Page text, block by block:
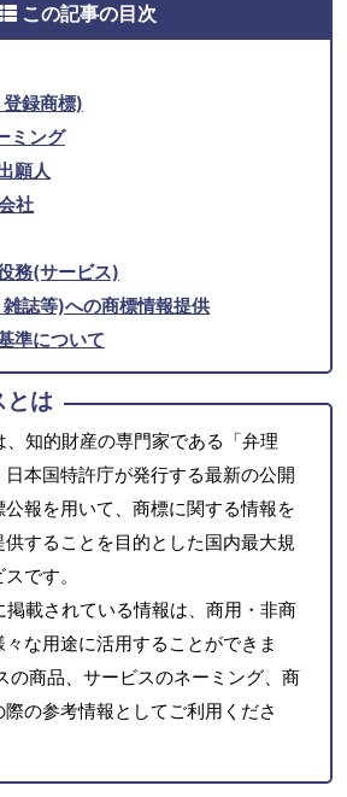
この記事の目次
録商標)
ミング
願人
社
務(サービス)
誌等)への商標情報提供
準について
とは
、知的財産の専門家である「弁理
本国特許庁が発行する最新の公開
報を用いて、商標に関する情報を
することを目的とした国内最大規
です。
掲載されている情報は、商用・非商
な用途に活用することができま
の商品、サービスのネーミング、商
の参考情報としてご利用くださ